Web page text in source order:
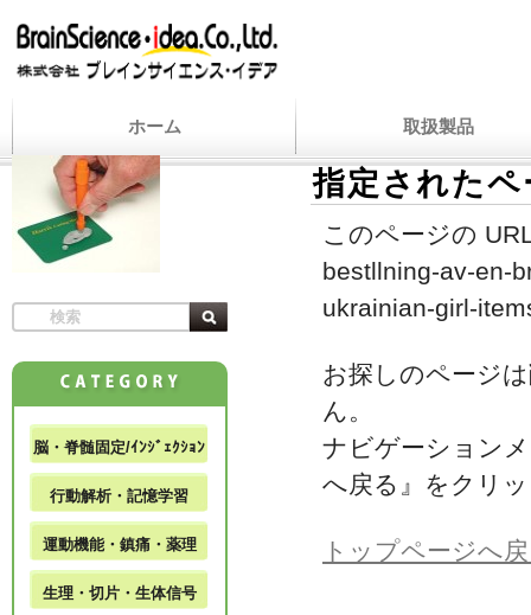
ホーム 取扱製品
指定された
このページの
bestllning-av-en-
ukrainian-girl-
お探しのページ
ん。
ナビゲーション
へ戻る』をクリ
トップページへ
脳・脊髄固定/ｲﾝｼﾞｪｸｼｮﾝ
行動解析・記憶学習
運動機能・鎮痛・薬理
生理・切片・生体信号